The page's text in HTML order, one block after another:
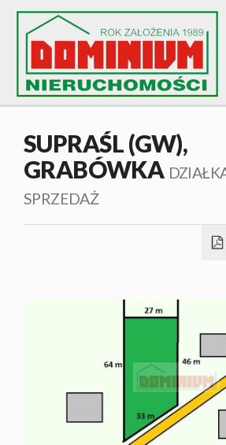
SUPRAŚL (GW),
GRABÓWKA
SPRZEDAŻ